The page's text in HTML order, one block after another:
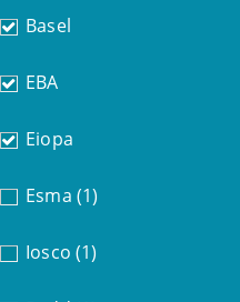
Basel
EBA
Eiopa
Esma (1)
Iosco (1)